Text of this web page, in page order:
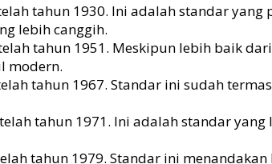
tahun 1930. Ini adalah standar
lebih canggih.
tahun 1951. Meskipun lebih baik
modern.
tahun 1967. Standar ini sudah
tahun 1971. Ini adalah standar
tahun 1979. Standar ini